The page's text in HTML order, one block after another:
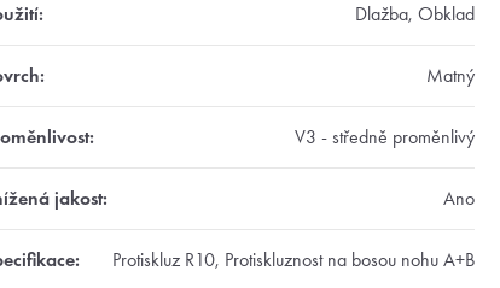
: Dlažba, Obklad
: Matný
: V3 - středně proměnlivý
jakost: Ano
: Protiskluz R10, Protiskluznost na bosou nohu A+B